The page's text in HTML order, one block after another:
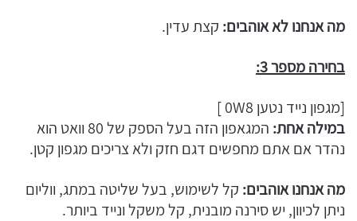
מה אנחנו לא אוהבים: קצת עדין.
בחירה מספר 3:
[מגפון נייד נטען 0W8 ]
במילה אחת:
המגאפון הזה בעל הספק של 80 וואט הוא
נהדר אם אתם מחפשים דגם חזק ולא צריכים מגפון קטן.
מה אנחנו אוהבים: קל לשימוש, בעל שליטה במתג, ווליום
ניתן לכיוון, יש סירנה מובנית, קל משקל ונייד ביותר.